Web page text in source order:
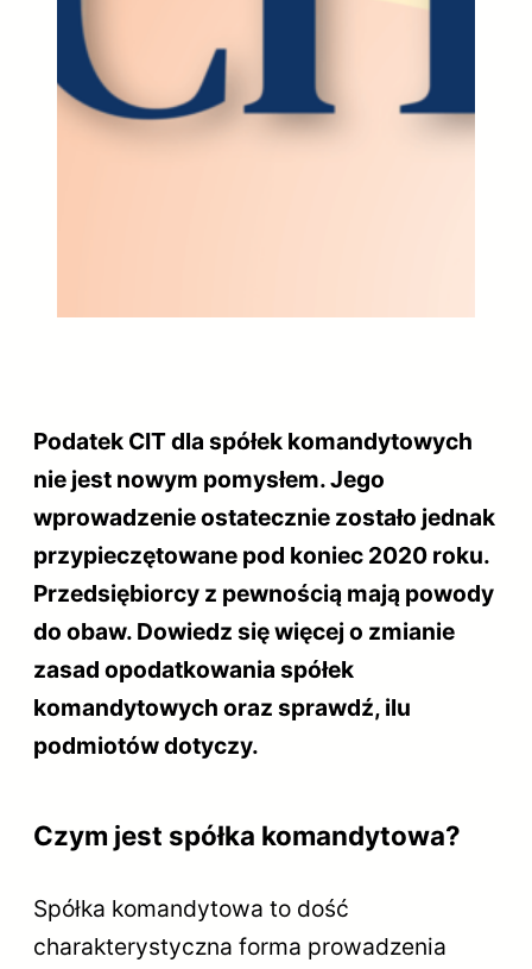
Podatek CIT dla spółek komandytowych
nie jest nowym pomysłem. Jego
wprowadzenie ostatecznie zostało jednak
przypieczętowane pod koniec 2020 roku.
Przedsiębiorcy z pewnością mają powody
do obaw. Dowiedz się więcej o zmianie
zasad opodatkowania spółek
komandytowych oraz sprawdź, ilu
podmiotów dotyczy.
Czym jest spółka komandytowa?
Spółka komandytowa to dość
charakterystyczna forma prowadzenia